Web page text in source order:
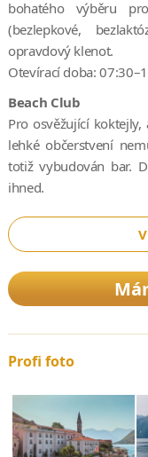
bohatého výběru
(bezlepkové,
opravdový klenot.
Otevírací doba:
Beach Club
Pro osvěžující
lehké občerstvení
totiž vybudován bar.
ihned.
Profi foto